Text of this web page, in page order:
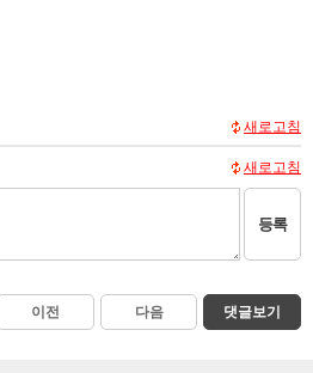
새로고침
새로고침
등록
이전 다음 댓글보기